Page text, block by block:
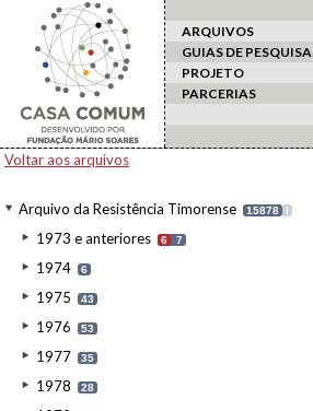
ARQUIVOS
GUIAS DE PESQUISA
PROJETO
PARCERIAS
Voltar aos arquivos
Arquivo da Resistência Timorense 15878 I
1973 e anteriores 6 7
1974 6
1975 43
1976 53
1977 35
1978 28